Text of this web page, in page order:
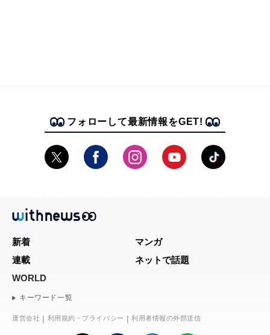
フォローして最新情報をGET!
新着
マンガ
連載
ネットで話題
WORLD
キーワード一覧
運営会社 利用規約・プライバシー 利用者情報の外部送信